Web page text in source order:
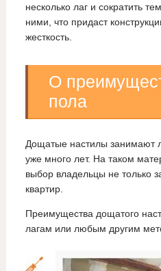
несколько лаг и сократить
ними, что придаст
жесткость.
О
пола
Дощатые настилы занимают
уже много лет. На таком
выбор владельцы не только
квартир.
Преимущества дощатого
лагам или любым другим